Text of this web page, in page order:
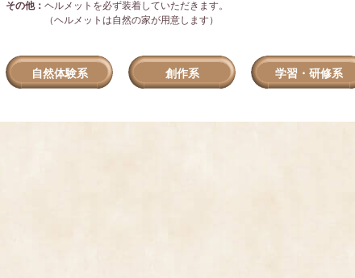
その他：ヘルメットを必ず装着していただきます。
（ヘルメットは自然の家が用意します）
自然体験系 創作系 学習・研修系